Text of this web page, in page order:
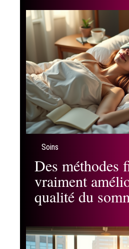
Soins
Des méthodes
vraiment
qualité du